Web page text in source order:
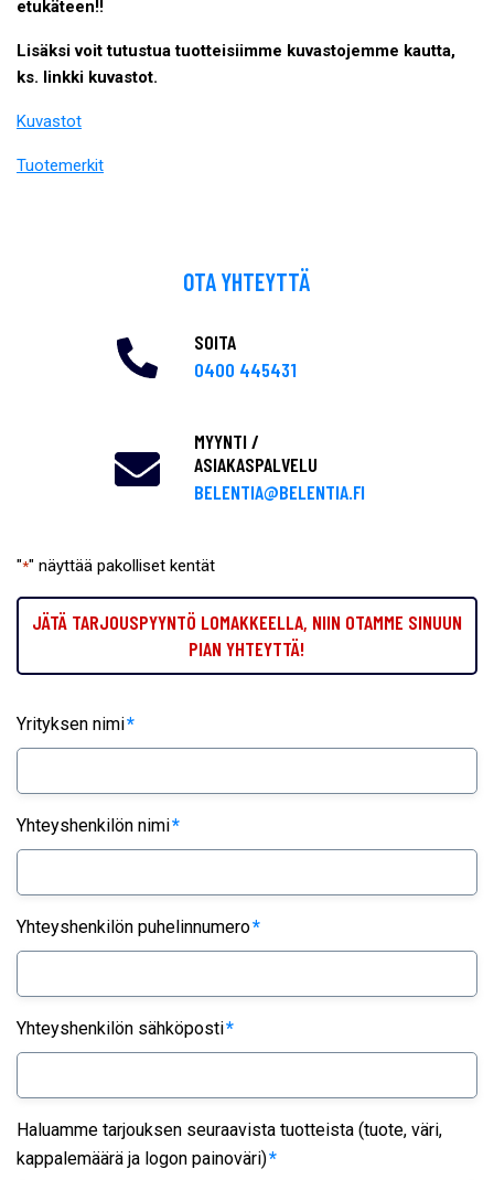
etukäteen!!
Lisäksi voit tutustua tuotteisiimme kuvastojemme kautta,
ks. linkki kuvastot.
Kuvastot
Tuotemerkit
OTA YHTEYTTÄ
"*" näyttää pakolliset kentät
JÄTÄ TARJOUSPYYNTÖ LOMAKKEELLA, NIIN OTAMME SINUUN
PIAN YHTEYTTÄ!
Yrityksen nimi*
Yhteyshenkilön nimi*
Yhteyshenkilön puhelinnumero*
Yhteyshenkilön sähköposti*
Haluamme tarjouksen seuraavista tuotteista (tuote, väri,
kappalemäärä ja logon painoväri)*
SOITA
0400 445431
MYYNTI /
ASIAKASPALVELU
BELENTIA@BELENTIA.FI